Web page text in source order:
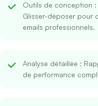
Outils de conception :
Glisser-déposer pour
emails professionnels.
Analyse détaillée :
de performance